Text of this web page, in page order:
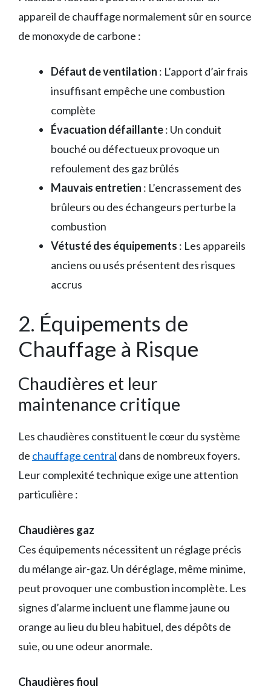
appareil de chauffage normalement sûr en source
de monoxyde de carbone :
Défaut de ventilation : L’apport d’air frais
insuffisant empêche une combustion
complète
Évacuation défaillante: Un conduit
bouché ou défectueux provoque un
refoulement des gaz brûlés
Mauvais entretien : L’encrassement des
brûleurs ou des échangeurs perturbe la
combustion
Vétusté des équipements : Les appareils
anciens ou usés présentent des risques
accrus
2. Équipements de
Chauffage à Risque
Chaudières et leur
maintenance critique
Les chaudières constituent le cœur du système
de chauffage central dans de nombreux foyers.
Leur complexité technique exige une attention
particulière :
Chaudières gaz
Ces équipements nécessitent un réglage précis
du mélange air-gaz. Un déréglage, même minime,
peut provoquer une combustion incomplète. Les
signes d’alarme incluent une flamme jaune ou
orange au lieu du bleu habituel, des dépôts de
suie, ou une odeur anormale.
Chaudières fioul